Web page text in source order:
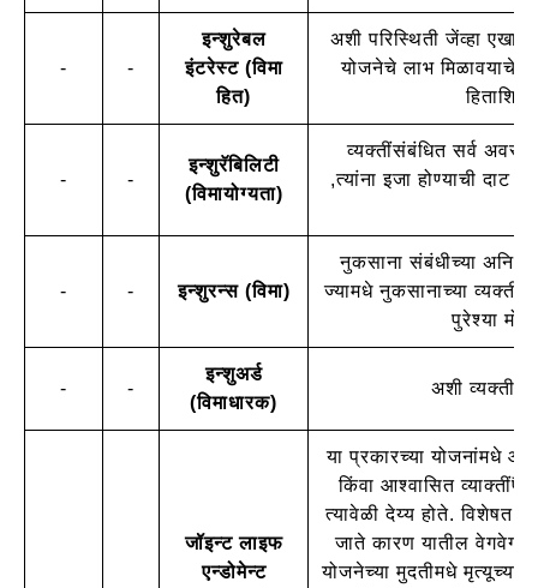
- -
इन्शुरेबल
इंटरेस्ट (विमा
हित)
अशी परिस्थिती जेंव्हा
योजनेचे लाभ मिळावयाचे
- -
इन्शुरॅबिलिटी
(विमायोग्यता)
व्यक्तींसंबंधित सर्व अवस्था
,त्यांना इजा होण्याची दाट
- - इन्शुरन्स (विमा)
नुकसाना संबंधीच्या
ज्यामधे नुकसानाच्या
पुरेश्या
- -
इन्शुअर्ड
(विमाधारक)
अशी व्यक्ती
जॉइन्ट लाइफ
एन्डोमेन्ट
या प्रकारच्या योजनांमधे
किंवा आश्वासित
त्यावेळी देय्य होते.
जाते कारण यातील वेगवेगळे
योजनेच्या मुदतीमधे मृत्यूच्या